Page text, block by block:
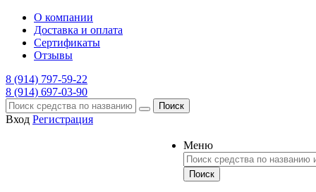
О компании
Доставка и оплата
Сертификаты
Отзывы
8 (914) 797-59-22
8 (914) 697-03-90
Поиск
Вход Регистрация
Меню